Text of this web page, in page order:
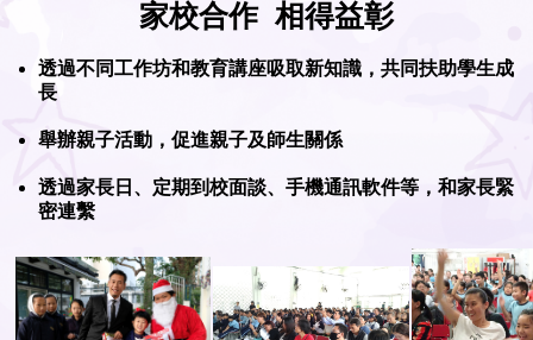
家校合作 相得益彰
透過不同工作坊和教育講座吸取新知識，共同扶助學生成
長
舉辦親子活動，促進親子及師生關係
透過家長日、定期到校面談、手機通訊軟件等，和家長緊
密連繫